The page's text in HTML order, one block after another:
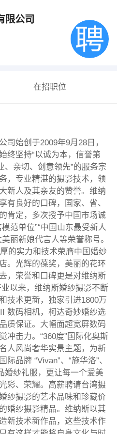
限公司
在招职位
司始创于2009年9月28日，
终坚持“以诚为本，信誉第
、亲切、创意领先”的服务宗
，专业精湛的摄影技术，领
新人及其亲友的赞誉。维纳
有良好的口碑，国家、省、
肯定，多次授予中国市场诚
范单位”“中国山东最受新人
丽新娘代言人等荣誉称号。
的实力和技术荣膺中国婚纱
。光辉的葆奖，美丽的花环
，荣誉和口碑更是对维纳斯
以来，维纳斯婚纱摄影不断
技术更新，独家引进1800万
数码相机，柯达奇妙婚纱选
质保证。大幅面超宽屏数码
冲击力。“360度”国际化奥斯
人风尚奢华实景主题，为新
品牌 “Vivan”、“施华洛”、
婚纱礼服，更让每一个爱美
彩、荣耀。高薪聘请台湾摄
纱摄影的艺术品味和珍藏价
婚纱摄影精品。维纳斯以其
新技术新作品，这些技术作